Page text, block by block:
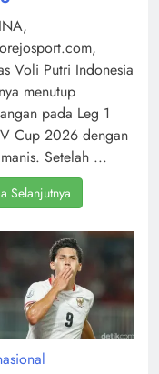
Voli Putri Indonesia
menutup
pada Leg 1
Cup 2026 dengan
Setelah ...
Selanjutnya